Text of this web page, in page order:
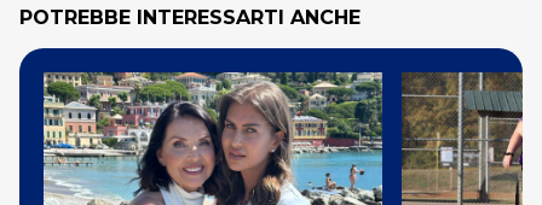
POTREBBE INTERESSARTI ANCHE